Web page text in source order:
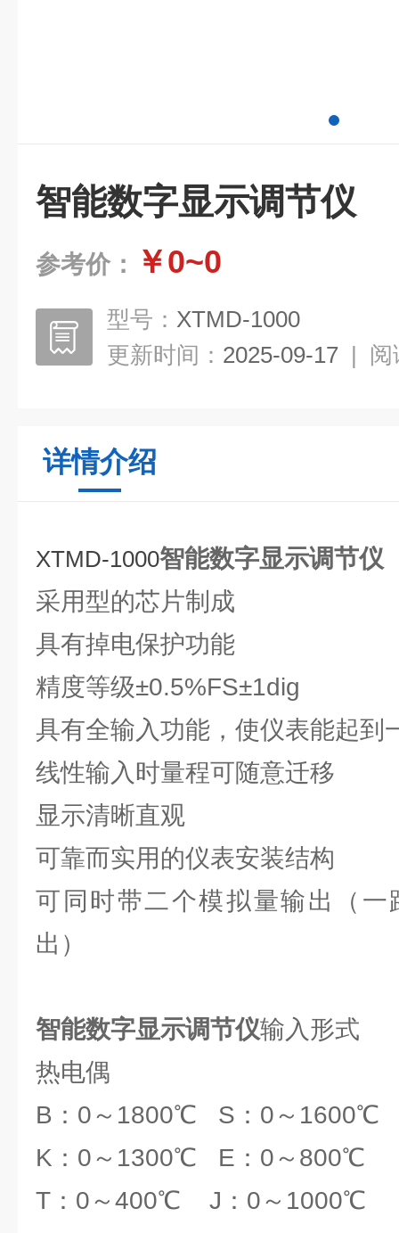
智能数字显示调节仪
参考价： ￥0~0
型号： XTMD-1000
更新时间： 2025-09-17 | 阅
详情介绍
XTMD-1000智能数字显示调节仪
采用型的芯片制成
具有掉电保护功能
精度等级±0.5%FS±1dig
具有全输入功能，使仪表能起到
线性输入时量程可随意迁移
显示清晰直观
可靠而实用的仪表安装结构
可同时带二个模拟量输出（一
出）
智能数字显示调节仪输入形式
热电偶
B：0～1800℃ S：0～1600℃
K：0～1300℃ E：0～800℃
T：0～400℃ J：0～1000℃